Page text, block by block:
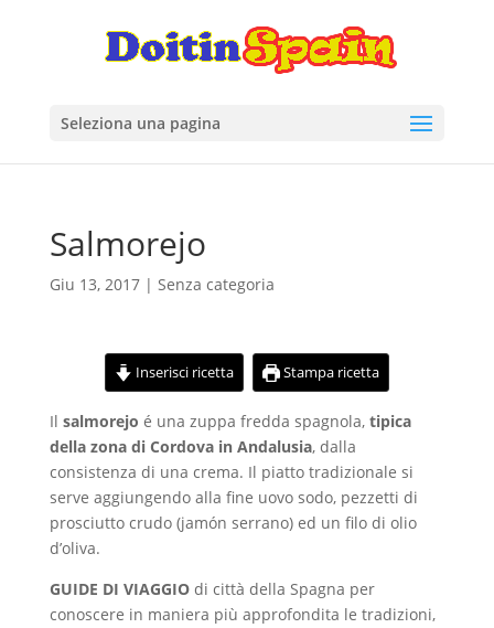
Seleziona una pagina
Salmorejo
Giu 13, 2017| Senza categoria
Inserisci ricetta Stampa ricetta
Il salmorejo é una zuppa fredda spagnola, tipica
della zona di Cordova in Andalusia, dalla
consistenza di una crema. Il piatto tradizionale si
serve aggiungendo alla fine uovo sodo, pezzetti di
prosciutto crudo (jamón serrano) ed un filo di olio
d’oliva.
GUIDE DI VIAGGIOdi città della Spagna per
conoscere in maniera più approfondita le tradizioni,